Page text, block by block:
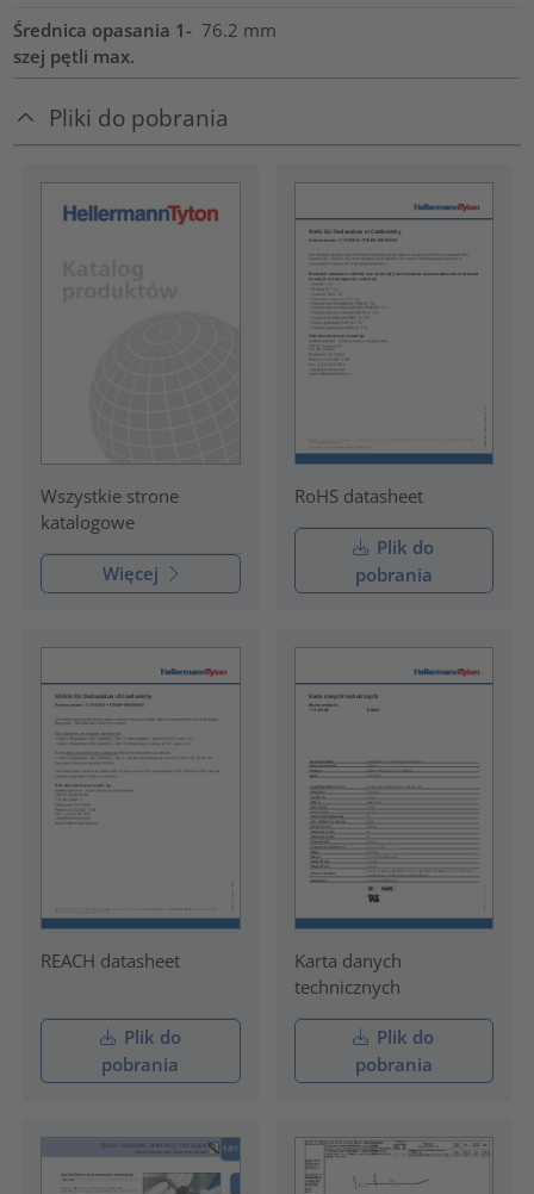
Średnica opasania 1-
szej pętli max.
76.2 mm
Pliki do pobrania
Wszystkie strone
katalogowe
Więcej
RoHS datasheet
Plik do
pobrania
REACH datasheet
Plik do
pobrania
Karta danych
technicznych
Plik do
pobrania